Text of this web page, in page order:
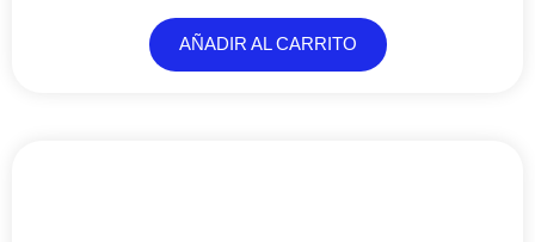
AÑADIR AL CARRITO